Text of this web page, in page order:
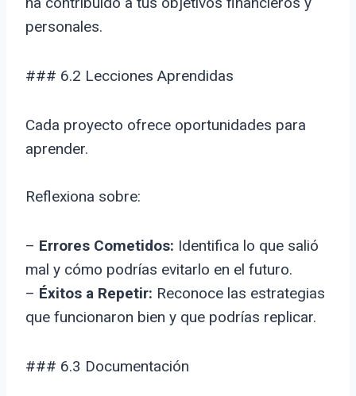
personales.
### 6.2 Lecciones Aprendidas
Cada proyecto ofrece oportunidades para
aprender.
Reflexiona sobre:
– Errores Cometidos: Identifica lo que salió
mal y cómo podrías evitarlo en el futuro.
– Éxitos a Repetir: Reconoce las estrategias
que funcionaron bien y que podrías replicar.
### 6.3 Documentación